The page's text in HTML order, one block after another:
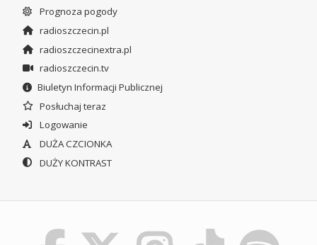
Prognoza pogody
radioszczecin.pl
radioszczecinextra.pl
radioszczecin.tv
Biuletyn Informacji Publicznej
Posłuchaj teraz
Logowanie
DUŻA CZCIONKA
DUŻY KONTRAST